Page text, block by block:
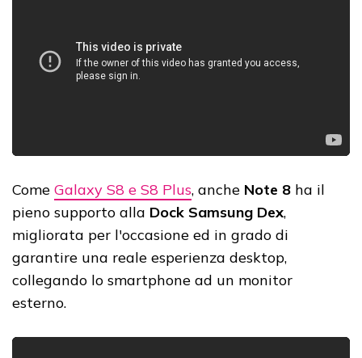
Come Galaxy S8 e S8 Plus, anche Note 8 ha il
pieno supporto alla Dock Samsung Dex,
migliorata per l'occasione ed in grado di
garantire una reale esperienza desktop,
collegando lo smartphone ad un monitor
esterno.